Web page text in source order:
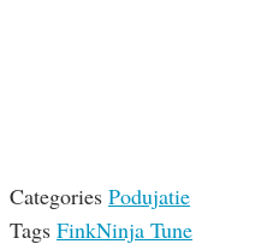
Categories Podujatie
Tags FinkNinja Tune